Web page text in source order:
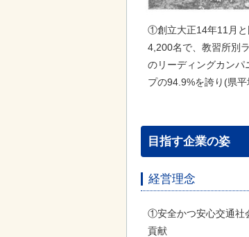
①創立大正14年11月と
4,200名で、教習所別
のリーディングカン
プの94.9%を誇り(県
目指す企業の姿
経営理念
①安全かつ安心交通社
貢献